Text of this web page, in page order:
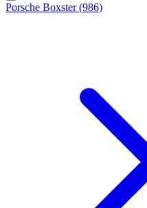
Porsche Boxster (986)